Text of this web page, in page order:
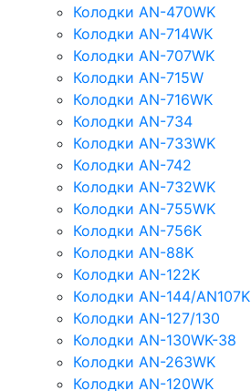
Колодки AN-470WK
Колодки AN-714WK
Колодки AN-707WK
Колодки AN-715W
Колодки AN-716WK
Колодки AN-734
Колодки AN-733WK
Колодки AN-742
Колодки AN-732WK
Колодки AN-755WK
Колодки AN-756K
Колодки AN-88K
Колодки AN-122K
Колодки AN-144/AN107K
Колодки AN-127/130
Колодки AN-130WK-38
Колодки AN-263WK
Колодки AN-120WK